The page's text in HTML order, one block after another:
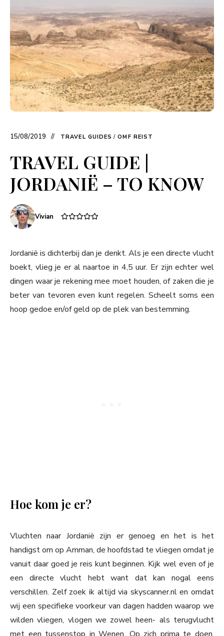
15/08/2019 TRAVEL GUIDES / OMF REIST
TRAVEL GUIDE |
JORDANIË – TO KNOW
Vivian
Jordanië is dichterbij dan je denkt. Als je een directe vlucht
boekt, vlieg je er al naartoe in 4,5 uur. Er zijn echter wel
dingen waar je rekening mee moet houden, of zaken die je
beter van tevoren even kunt regelen. Scheelt soms een
hoop gedoe en/of geld op de plek van bestemming.
Hoe kom je er?
Vluchten naar Jordanië zijn er genoeg en het is het
handigst om op Amman, de hoofdstad te vliegen omdat je
vanuit daar goed je reis kunt beginnen. Kijk wel even of je
een directe vlucht hebt want dat kan nogal eens
verschillen. Zelf zoek ik altijd via skyscanner.nl en omdat
wij een specifieke voorkeur van dagen hadden waarop we
wilden vliegen, vlogen we zowel heen- als terugvlucht